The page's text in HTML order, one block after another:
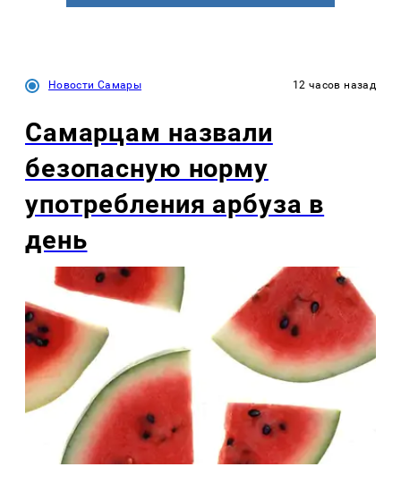
Новости Самары 12 часов назад
Самарцам назвали
безопасную норму
употребления арбуза в
день